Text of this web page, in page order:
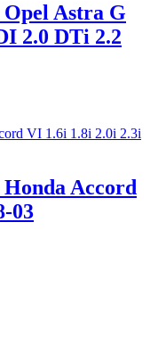
Astra G
2.0 DTi 2.2
Accord
03